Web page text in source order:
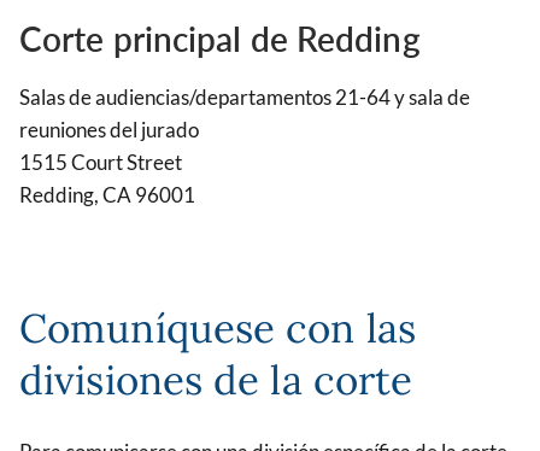
Corte principal de Redding
Salas de audiencias/departamentos 21-64 y sala de
reuniones del jurado
1515 Court Street
Redding, CA 96001
Comuníquese con las
divisiones de la corte